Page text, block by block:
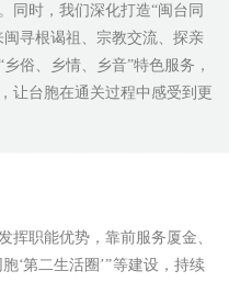
同时，我们深化打造“闽台同
寻根谒祖、宗教交流、探亲
俗、乡情、乡音”特色服务，
让台胞在通关过程中感受到更
挥职能优势，靠前服务厦金、
‘第二生活圈’”等建设，持续